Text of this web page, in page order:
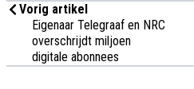
Vorig artikel
Eigenaar Telegraaf en NRC
overschrijdt miljoen
digitale abonnees